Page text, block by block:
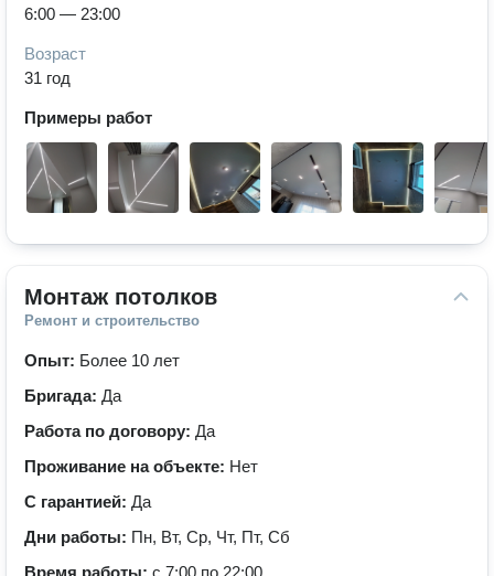
6:00 — 23:00
Возраст
31 год
Примеры работ
Монтаж потолков
Ремонт и строительство
Опыт: Более 10 лет
Бригада: Да
Работа по договору: Да
Проживание на объекте: Нет
С гарантией: Да
Дни работы: Пн, Вт, Ср, Чт, Пт, Сб
Время работы: с 7:00 по 22:00